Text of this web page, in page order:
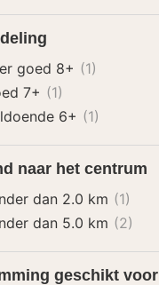
goed 8+ (1)
7+ (1)
6+ (1)
naar het centrum
dan 2.0 km (1)
dan 5.0 km (2)
geschikt voor